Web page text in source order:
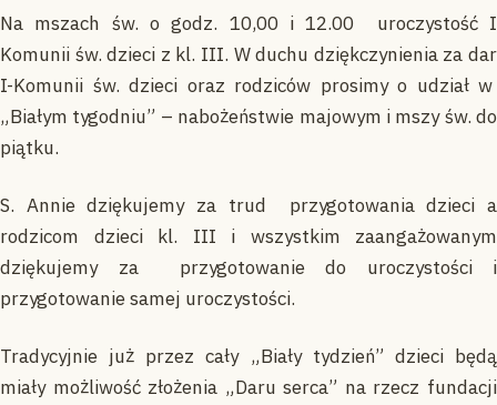
Na mszach św. o godz. 10,00 i 12.00 uroczystość I
Komunii św. dzieci z kl. III. W duchu dziękczynienia za dar
I-Komunii św. dzieci oraz rodziców prosimy o udział w
„Białym tygodniu” – nabożeństwie majowym i mszy św. do
piątku.
S. Annie dziękujemy za trud przygotowania dzieci a
rodzicom dzieci kl. III i wszystkim zaangażowanym
dziękujemy za przygotowanie do uroczystości i
przygotowanie samej uroczystości.
Tradycyjnie już przez cały „Biały tydzień” dzieci będą
miały możliwość złożenia „Daru serca” na rzecz fundacji